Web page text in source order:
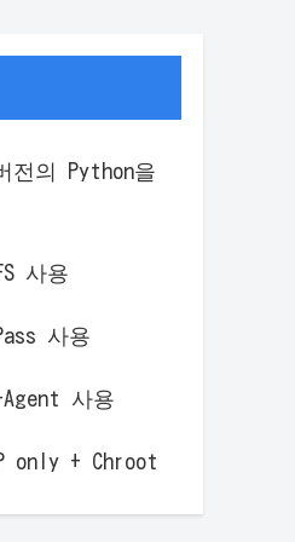
전의 Python을
사용
사용
Agent 사용
only + Chroot